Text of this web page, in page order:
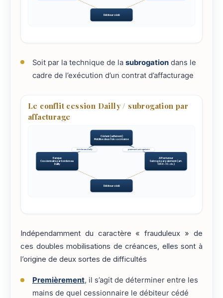
Débiteur cédé
Soit par la technique de la subrogationdans le
cadre de l’exécution d’un contrat d’affacturage
Le conflit cession Dailly / subrogation par
affacturage
Cédant (adhérent)
Mobilise deux fois sa créance
Banque
Cessionnaire par bordereau
Dailly
Affactureur
Subrogé par paiement (art.
1346-1 C. civ.)
Débiteur cédé
bordereau Dailly paiement subrogatoire
Indépendamment du caractère « frauduleux » de
ces doubles mobilisations de créances, elles sont à
l’origine de deux sortes de difficultés
Premièrement, il s’agit de déterminer entre les
mains de quel cessionnaire le débiteur cédé